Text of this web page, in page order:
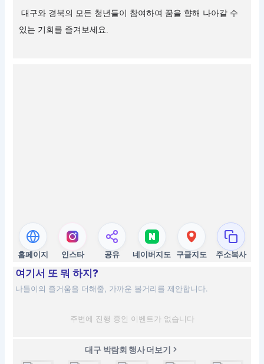
대구와 경북의 모든 청년들이 참여하여 꿈을 향해 나아갈 수
있는 기회를 즐겨보세요.
홈페이지 인스타 공유 네이버지도 구글지도 주소복사
여기서 또 뭐 하지?
나들이의 즐거움을 더해줄, 가까운 볼거리를 제안합니다.
주변에 진행 중인 이벤트가 없습니다
대구 박람회 행사 더보기